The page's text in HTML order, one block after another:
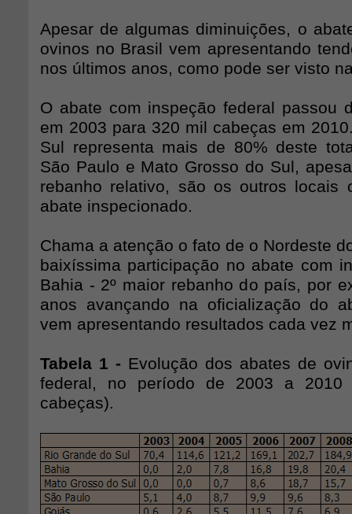
Apesar de algumas diminuições, o
ovinos no Brasil vem apresentando
nos últimos anos, como pode ser visto
O abate com inspeção federal passou
em 2003 para 320 mil cabeças em
Sul representa mais de 80% deste
São Paulo e Mato Grosso do Sul,
rebanho relativo, são os outros locais
abate inspecionado.
Chama a atenção o fato de o Nordeste
baixíssima participação no abate com
Bahia - 2º maior rebanho do país, por
anos avançando na oficialização do
vem apresentando resultados cada vez
Tabela 1 - Evolução dos abates de
federal, no período de 2003 a 2010
cabeças).